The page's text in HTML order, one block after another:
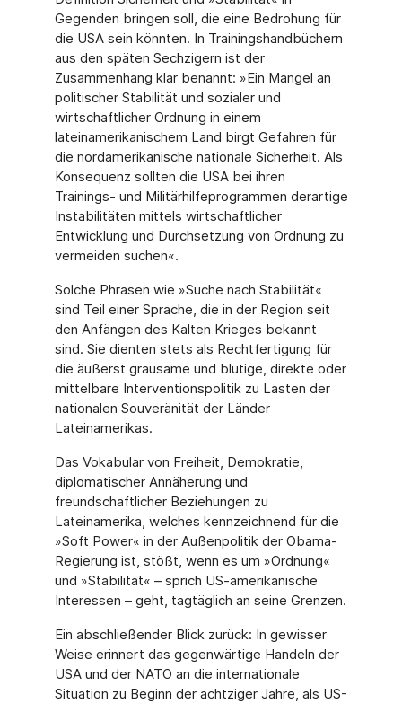
Gegenden bringen soll, die eine Bedrohung für
die USA sein könnten. In Trainingshandbüchern
aus den späten Sechzigern ist der
Zusammenhang klar benannt: »Ein Mangel an
politischer Stabilität und sozialer und
wirtschaftlicher Ordnung in einem
lateinamerikanischem Land birgt Gefahren für
die nordamerikanische nationale Sicherheit. Als
Konsequenz sollten die USA bei ihren
Trainings- und Militärhilfeprogrammen derartige
Instabilitäten mittels wirtschaftlicher
Entwicklung und Durchsetzung von Ordnung zu
vermeiden suchen«.
Solche Phrasen wie »Suche nach Stabilität«
sind Teil einer Sprache, die in der Region seit
den Anfängen des Kalten Krieges bekannt
sind. Sie dienten stets als Rechtfertigung für
die äußerst grausame und blutige, direkte oder
mittelbare Interventionspolitik zu Lasten der
nationalen Souveränität der Länder
Lateinamerikas.
Das Vokabular von Freiheit, Demokratie,
diplomatischer Annäherung und
freundschaftlicher Beziehungen zu
Lateinamerika, welches kennzeichnend für die
»Soft Power« in der Außenpolitik der Obama-
Regierung ist, stößt, wenn es um »Ordnung«
und »Stabilität« – sprich US-amerikanische
Interessen – geht, tagtäglich an seine Grenzen.
Ein abschließender Blick zurück: In gewisser
Weise erinnert das gegenwärtige Handeln der
USA und der NATO an die internationale
Situation zu Beginn der achtziger Jahre, als US-